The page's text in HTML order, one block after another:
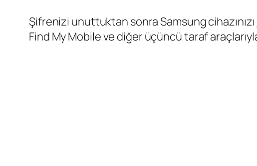
Şifrenizi unuttuktan sonra Samsung cihazınızı
Find My Mobile ve diğer üçüncü taraf